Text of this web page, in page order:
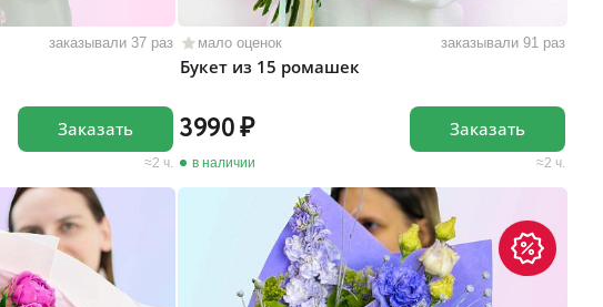
заказывали 37 раз
2 ч.
Заказать
мало оценок заказывали 91 раз
Букет из 15 ромашек
3990
в наличии 2 ч.
Заказать